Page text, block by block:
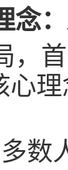
念
，
理
数